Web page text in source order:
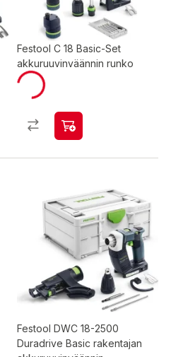
Festool C 18 Basic-Set
akkuruuvinväännin runko
Festool DWC 18-2500
Duradrive Basic rakentajan